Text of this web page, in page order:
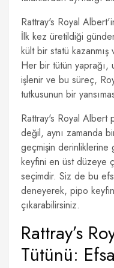
Rattray's Royal
İlk kez üretildiği
kült bir statü kazanmış
Her bir tütün yaprağı,
işlenir ve bu süreç,
tutkusunun bir
Rattray's Royal Albert
değil, aynı zamanda
geçmişin derinliklerine
keyfini en üst düzeye
seçimdir. Siz de bu
deneyerek, pipo
çıkarabilirsiniz.
Rattray’s
Tütünü: